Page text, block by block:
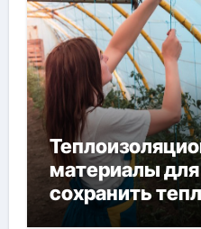
материалы
сохранить
богатый урожай